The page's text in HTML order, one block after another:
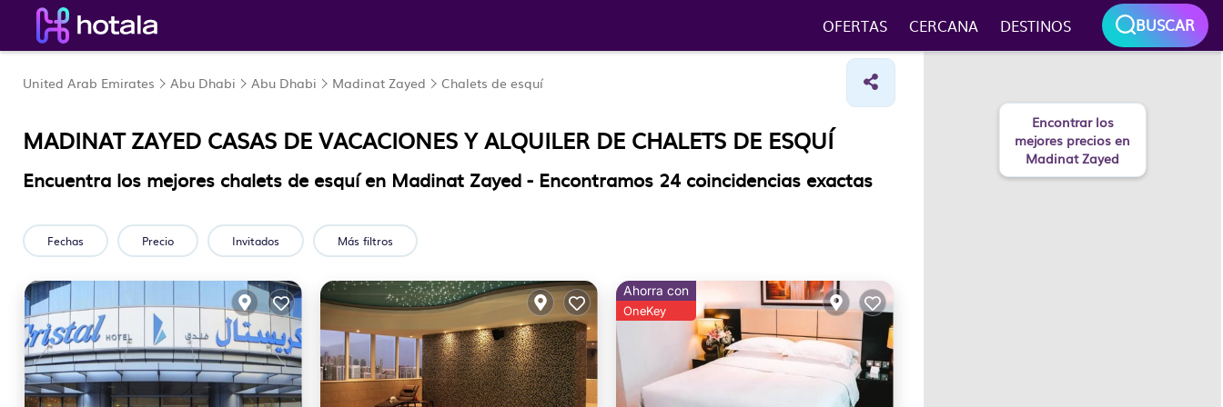
OFERTAS CERCANA DESTINOS BUSCAR
United Arab Emirates Abu Dhabi Abu Dhabi Madinat Zayed Chalets de esquí
MADINAT ZAYED CASAS DE VACACIONES Y ALQUILER DE CHALETS DE ESQUÍ
Encuentra los mejores chalets de esquí en Madinat Zayed - Encontramos 24 coincidencias exactas
Fechas Precio Invitados Más filtros
Ahorra con
OneKey
Encontrar los
mejores precios en
Madinat Zayed